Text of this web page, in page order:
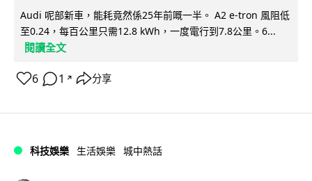
Audi 呢部新車，能耗竟然係25年前嘅一半。 A2 e-tron 風阻低
至0.24，每百公里只需12.8 kWh，一度電行到7.8公里。6...
閱讀全文
6 1 ↗ 分享
科技娛樂 生活娛樂 城中熱話